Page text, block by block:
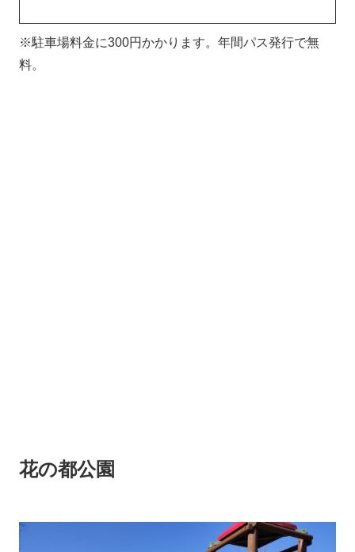
※駐車場料金に300円かかります。年間パス発行で無
料。
花の都公園